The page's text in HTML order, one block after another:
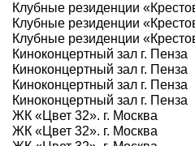
Клубные резиденции
Клубные резиденции
Клубные резиденции
Киноконцертный зал г. Пенза
Киноконцертный зал г. Пенза
Киноконцертный зал г. Пенза
Киноконцертный зал г. Пенза
ЖК «Цвет 32». г. Москва
ЖК «Цвет 32». г. Москва